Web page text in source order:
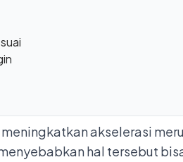
akselerasi
hal tersebut